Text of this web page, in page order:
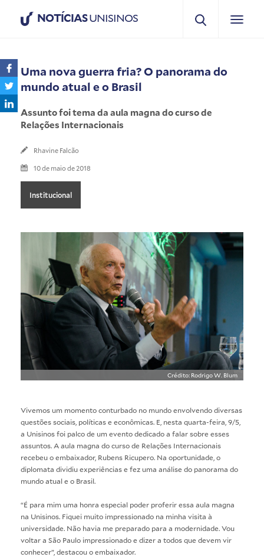
NOTÍCIASUNISINOS
Uma nova guerra fria? O panorama do
mundo atual e o Brasil
Assunto foi tema da aula magna do curso de
Relações Internacionais
Rhavine Falcão
10 de maio de 2018
Institucional
Crédito: Rodrigo W. Blum
Vivemos um momento conturbado no mundo envolvendo diversas
questões sociais, políticas e econômicas. E, nesta quarta-feira, 9/5,
a Unisinos foi palco de um evento dedicado a falar sobre esses
assuntos. A aula magna do curso de Relações Internacionais
recebeu o embaixador, Rubens Ricupero. Na oportunidade, o
diplomata dividiu experiências e fez uma análise do panorama do
mundo atual e o Brasil.
“É para mim uma honra especial poder proferir essa aula magna
na Unisinos. Fiquei muito impressionado na minha visita à
universidade. Não havia me preparado para a modernidade. Vou
voltar a São Paulo impressionado e dizer a todos que devem vir
conhecer”, destacou o embaixador.